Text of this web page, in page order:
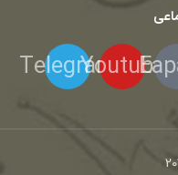
Youtube
Telegram